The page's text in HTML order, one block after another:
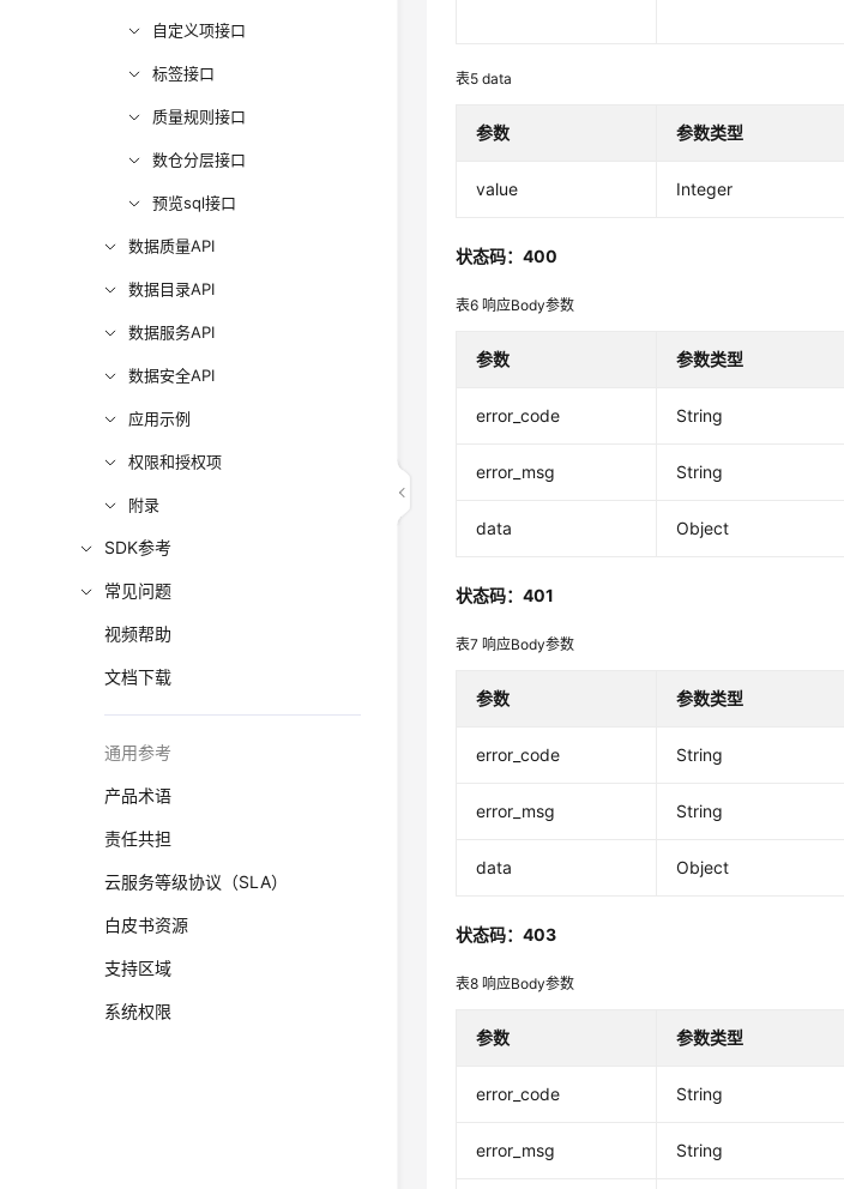
自定义项接口
标签接口
质量规则接口
数仓分层接口
预览sql接口
数据质量API
数据目录API
数据服务API
数据安全API
应用示例
权限和授权项
附录
SDK参考
常见问题
视频帮助
文档下载
通用参考
产品术语
责任共担
云服务等级协议（SLA）
白皮书资源
支持区域
系统权限
表5data
参数 参数类型
value Integer
状态码：400
表6响应Body参数
参数 参数类型
error_code String
error_msg String
data Object
状态码：401
表7响应Body参数
参数 参数类型
error_code String
error_msg String
data Object
状态码：403
表8响应Body参数
参数 参数类型
error_code String
error_msg String